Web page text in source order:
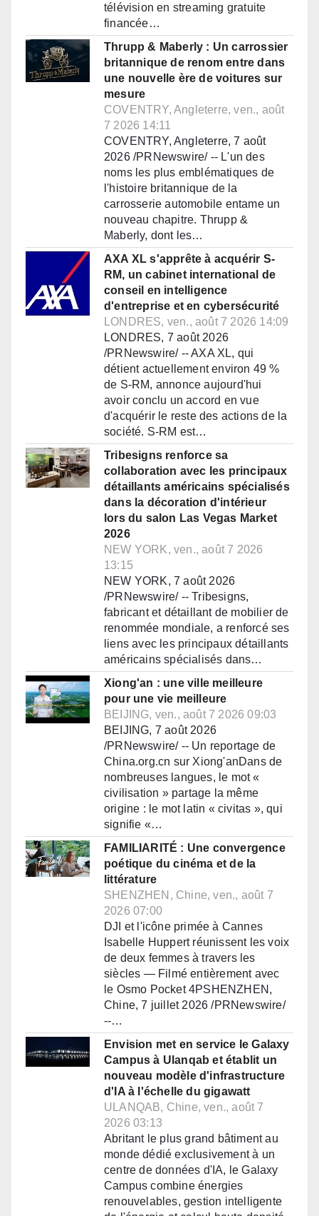
télévision en streaming gratuite
financée…
Thrupp & Maberly : Un carrossier
britannique de renom entre dans
une nouvelle ère de voitures sur
mesure
COVENTRY, Angleterre, ven., août
7 2026 14:11
COVENTRY, Angleterre, 7 août
2026 /PRNewswire/ -- L'un des
noms les plus emblématiques de
l'histoire britannique de la
carrosserie automobile entame un
nouveau chapitre. Thrupp &
Maberly, dont les…
AXA XL s'apprête à acquérir S-
RM, un cabinet international de
conseil en intelligence
d'entreprise et en cybersécurité
LONDRES, ven., août 7 2026 14:09
LONDRES, 7 août 2026
/PRNewswire/ -- AXA XL, qui
détient actuellement environ 49 %
de S-RM, annonce aujourd'hui
avoir conclu un accord en vue
d'acquérir le reste des actions de la
société. S-RM est…
Tribesigns renforce sa
collaboration avec les principaux
détaillants américains spécialisés
dans la décoration d'intérieur
lors du salon Las Vegas Market
2026
NEW YORK, ven., août 7 2026
13:15
NEW YORK, 7 août 2026
/PRNewswire/ -- Tribesigns,
fabricant et détaillant de mobilier de
renommée mondiale, a renforcé ses
liens avec les principaux détaillants
américains spécialisés dans…
Xiong'an : une ville meilleure
pour une vie meilleure
BEIJING, ven., août 7 2026 09:03
BEIJING, 7 août 2026
/PRNewswire/ -- Un reportage de
China.org.cn sur Xiong'anDans de
nombreuses langues, le mot «
civilisation » partage la même
origine : le mot latin « civitas », qui
signifie «…
FAMILIARITÉ : Une convergence
poétique du cinéma et de la
littérature
SHENZHEN, Chine, ven., août 7
2026 07:00
DJI et l'icône primée à Cannes
Isabelle Huppert réunissent les voix
de deux femmes à travers les
siècles — Filmé entièrement avec
le Osmo Pocket 4PSHENZHEN,
Chine, 7 juillet 2026 /PRNewswire/
--…
Envision met en service le Galaxy
Campus à Ulanqab et établit un
nouveau modèle d'infrastructure
d'IA à l'échelle du gigawatt
ULANQAB, Chine, ven., août 7
2026 03:13
Abritant le plus grand bâtiment au
monde dédié exclusivement à un
centre de données d'IA, le Galaxy
Campus combine énergies
renouvelables, gestion intelligente